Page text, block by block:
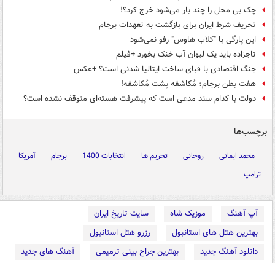
چک بی محل را چند بار می‌شود خرج کرد؟!
تحریف شرط ایران برای بازگشت به تعهدات برجام
این پارگی با "کلاب هاوس" رفو نمی‌شود
تاجزاده باید یک لیوان آب خنک بخورد +فیلم
جنگ اقتصادی با قبای ساخت ایتالیا شدنی است؟ +عکس
هفت بطن برجام؛ مُکاشفه پشت مُکاشفه!
دولت با کدام سند مدعی است که پیشرفت هسته‌ای متوقف نشده است؟
برچسب‌ها
محمد ایمانی روحانی تحریم ها انتخابات 1400 برجام
آمریکا
ترامپ
آپ آهنگ موزیک شاه
سایت تاریخ ایران
بهترین هتل های استانبول
رزرو هتل استانبول
دانلود آهنگ جدید
بهترین جراح بینی ترمیمی
آهنگ های جدید